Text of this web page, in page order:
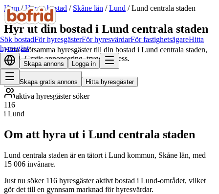
Sök bostadFör hyresgästerFör hyresvärdarFör fastighetsägareHitta
hyresgäst
Skapa annons Logga in
Hem/Hyr ut bostad / Skåne län /Lund /Lund centrala staden
Hyr ut din bostad i Lund centrala staden
Hitta skötsamma hyresgäster till din bostad i Lund centrala staden,
Lund. Gratis annonsering, trygg process.
Skapa gratis annons Hitta hyresgäster
aktiva hyresgäster söker
116
i Lund
Om att hyra ut i Lund centrala staden
Lund centrala staden är en tätort i Lund kommun, Skåne län, med
15 006 invånare.
Just nu söker 116 hyresgäster aktivt bostad i Lund-området, vilket
gör det till en gynnsam marknad för hyresvärdar.